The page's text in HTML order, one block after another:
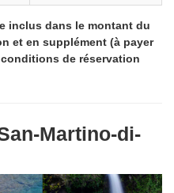
inclus dans le montant du
et en supplément (à payer
de réservation
Martino-di-